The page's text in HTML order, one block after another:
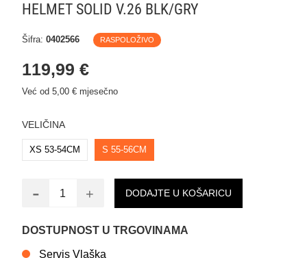
HELMET SOLID V.26 BLK/GRY
Šifra: 0402566 RASPOLOŽIVO
119,99 €
Već od 5,00 € mjesečno
VELIČINA
XS 53-54CM S 55-56CM
- + DODAJTE U KOŠARICU
DOSTUPNOST U TRGOVINAMA
Servis Vlaška